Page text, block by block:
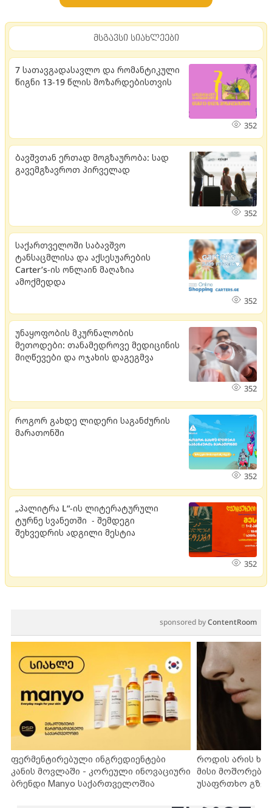
მსგავსი სიახლეები
7 სათავგადასავლო და რომანტიკული
წიგნი 13-19 წლის მოზარდებისთვის
352
ბავშვთან ერთად მოგზაურობა: სად
გავემგზავროთ პირველად
352
საქართველოში საბავშვო
ტანსაცმლისა და აქსესუარების
Carter’s-ის ონლაინ მაღაზია
ამოქმედდა
352
უნაყოფობის მკურნალობის
მეთოდები: თანამედროვე მედიცინის
მიღწევები და ოჯახის დაგეგმვა
352
როგორ გახდე ლიდერი საგანძურის
მარათონში
352
„პალიტრა L“-ის ლიტერატურული
ტურნე სვანეთში - შემდეგი
შეხვედრის ადგილი მესტია
352
sponsored byContentRoom
ფერმენტირებული ინგრედიენტები
კანის მოვლაში - კორეული ინოვაციური
ბრენდი Manyo საქართველოშია
როდის არის
მისი
უსაფრთხო